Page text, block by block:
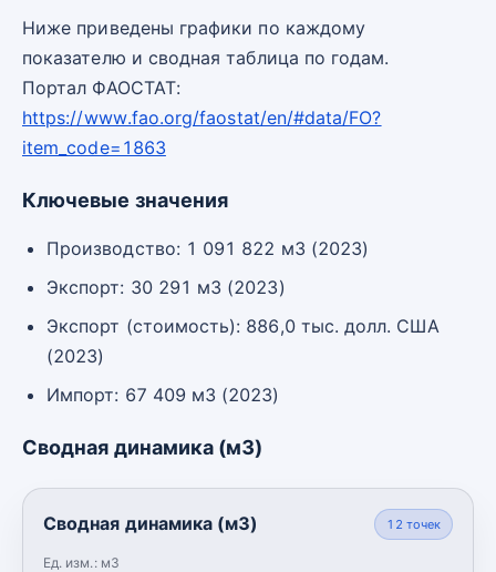
Ниже приведены графики по каждому
показателю и сводная таблица по годам.
Портал ФАОСТАТ:
https://www.fao.org/faostat/en/#data/FO?
item_code=1863
Ключевые значения
Производство: 1 091 822 м3 (2023)
Экспорт: 30 291 м3 (2023)
Экспорт (стоимость): 886,0 тыс. долл. США
(2023)
Импорт: 67 409 м3 (2023)
Сводная динамика (м3)
Сводная динамика (м3)
Ед. изм.: м3
12 точек